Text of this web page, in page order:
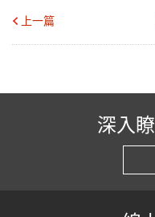
上一篇
深入